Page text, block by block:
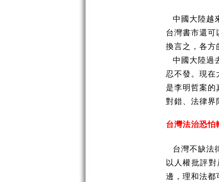
中國大陸越
台灣書市還可
換言之，各方
中國大陸過
忍不發。現在
是李明哲案
對錯、法律界
台灣法治恐怕
台灣不缺法
以人權批評
邊，理和法都